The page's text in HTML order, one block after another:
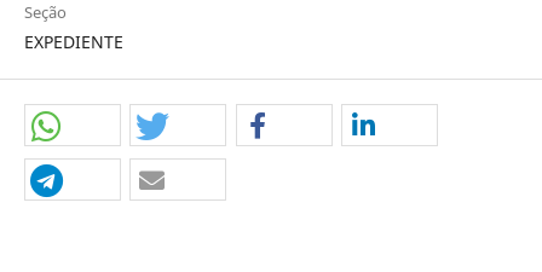
Seção
EXPEDIENTE